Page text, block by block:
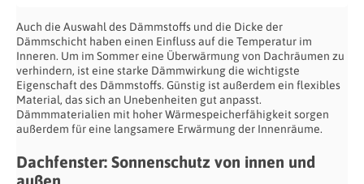
Auch die Auswahl des Dämmstoffs und die Dicke der
Dämmschicht haben einen Einfluss auf die Temperatur im
Inneren. Um im Sommer eine Überwärmung von Dachräumen zu
verhindern, ist eine starke Dämmwirkung die wichtigste
Eigenschaft des Dämmstoffs. Günstig ist außerdem ein flexibles
Material, das sich an Unebenheiten gut anpasst.
Dämmmaterialien mit hoher Wärmespeicherfähigkeit sorgen
außerdem für eine langsamere Erwärmung der Innenräume.
Dachfenster: Sonnenschutz von innen und
außen